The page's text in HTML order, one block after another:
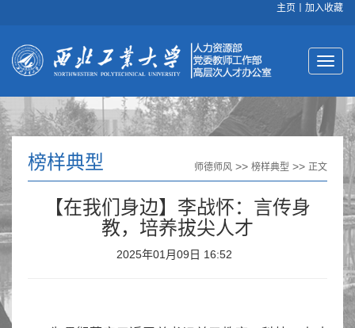
主页 加入收藏
榜样典型 师德师风 >> 榜样典型 >> 正文
【在我们身边】李战怀：言传身
教，培养拔尖人才
2025年01月09日 16:52